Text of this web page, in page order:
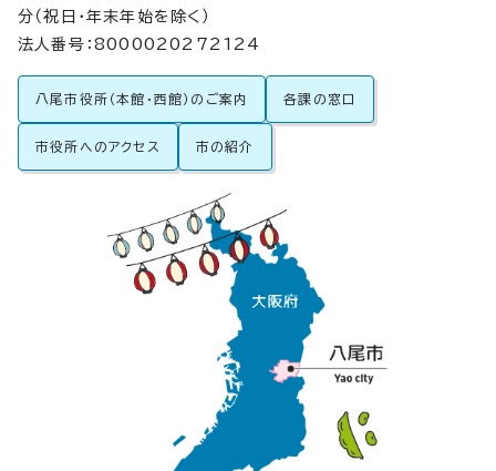
分（祝日・年末年始を除く）
法人番号：8000020272124
八尾市役所（本館・西館）のご案内 各課の窓口
市役所へのアクセス 市の紹介